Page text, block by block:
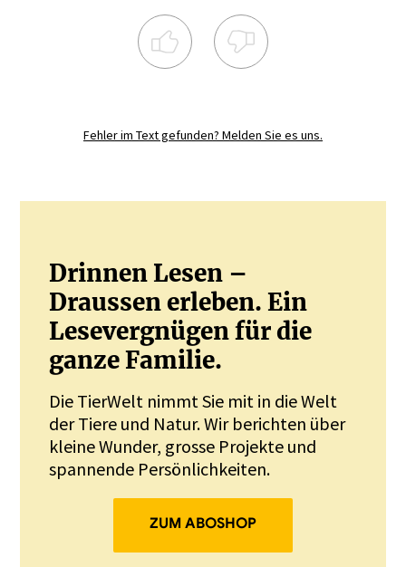
Fehler im Text gefunden? Melden Sie es uns.
Drinnen Lesen –
Draussen erleben. Ein
Lesevergnügen für die
ganze Familie.
Die TierWelt nimmt Sie mit in die Welt
der Tiere und Natur. Wir berichten über
kleine Wunder, grosse Projekte und
spannende Persönlichkeiten.
ZUM ABOSHOP